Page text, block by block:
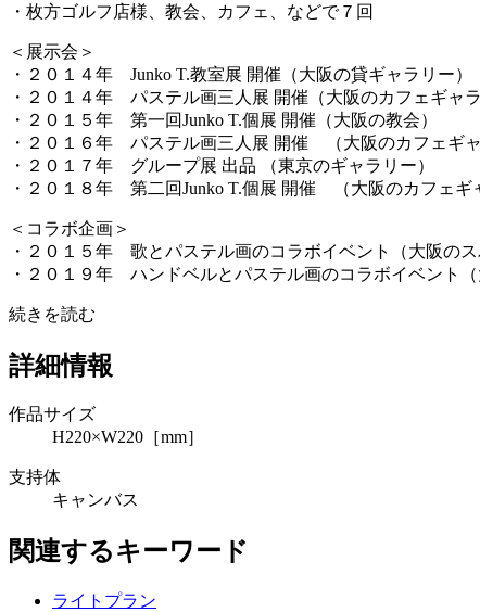
・枚方ゴルフ店様、教会、カフェ、などで７回
＜展示会＞
・２０１４年 Junko T.教室展 開催（大阪の貸ギャラリー）
・２０１４年 パステル画三人展 開催（大阪のカフェギャラ
・２０１５年 第一回Junko T.個展 開催（大阪の教会）
・２０１６年 パステル画三人展 開催 （大阪のカフェギャ
・２０１７年 グループ展 出品 （東京のギャラリー）
・２０１８年 第二回Junko T.個展 開催 （大阪のカフェギ
＜コラボ企画＞
・２０１５年 歌とパステル画のコラボイベント（大阪のス
・２０１９年 ハンドベルとパステル画のコラボイベント（
続きを読む
詳細情報
作品サイズ
H220×W220［mm］
支持体
キャンバス
関連するキーワード
ライトプラン